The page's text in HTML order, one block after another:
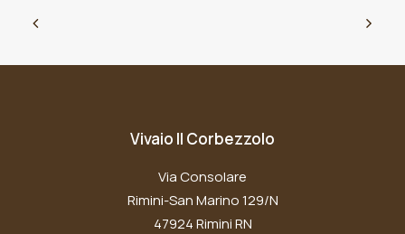
Vivaio Il Corbezzolo
Via Consolare
Rimini-San Marino 129/N
47924 Rimini RN